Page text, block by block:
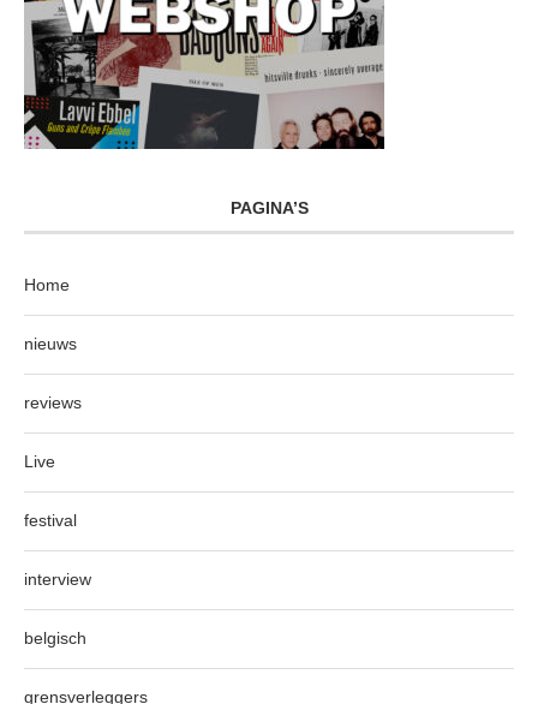
PAGINA’S
Home
nieuws
reviews
Live
festival
interview
belgisch
grensverleggers